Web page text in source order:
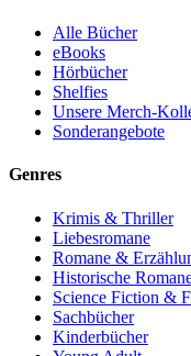
Alle Bücher
eBooks
Hörbücher
Shelfies
Unsere Merch-
Sonderangebote
Genres
Krimis & Thriller
Liebesromane
Romane &
Historische
Science Fiction &
Sachbücher
Kinderbücher